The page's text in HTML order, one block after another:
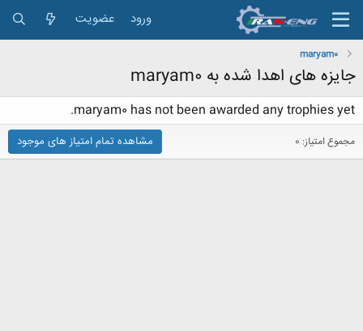
ورود عضویت
maryam0
جایزه های اهدا شده به maryam0
maryam0 has not been awarded any trophies yet.
مجموع امتیاز: 0 مشاهده تمام امتیاز های موجود